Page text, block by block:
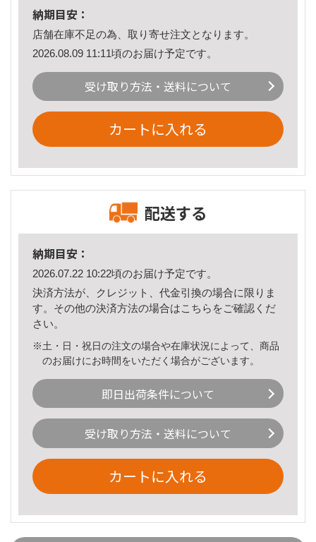
納期目安：
店舗在庫不足の為、取り寄せ注文となります。
2026.08.09 11:11頃のお届け予定です。
受け取り方法・送料について
カートに入れる
配送する
納期目安：
2026.07.22 10:22頃のお届け予定です。
決済方法が、クレジット、代金引換の場合に限りま
す。その他の決済方法の場合はこちら をご確認くだ
さい。
※土・日・祝日の注文の場合や在庫状況によって、商品
のお届けにお時間をいただく場合がございます。
即日出荷条件について
受け取り方法・送料について
カートに入れる